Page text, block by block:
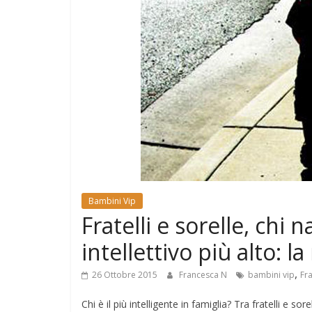
Bambini Vip
Fratelli e sorelle, chi
intellettivo più alto: la
26 Ottobre 2015 Francesca N bambini vip,
Chi è il più intelligente in famiglia? Tra fratelli e